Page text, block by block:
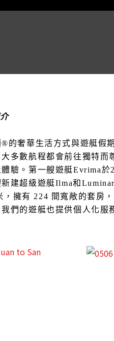
的奢華生活方式與遊艇假
多數航程都會前往獨特而
驗。第一艘遊艇Evrima
建超級遊艇Ilma和
擁有 224 間寬敞的套房
們的遊艇也提供個人化服